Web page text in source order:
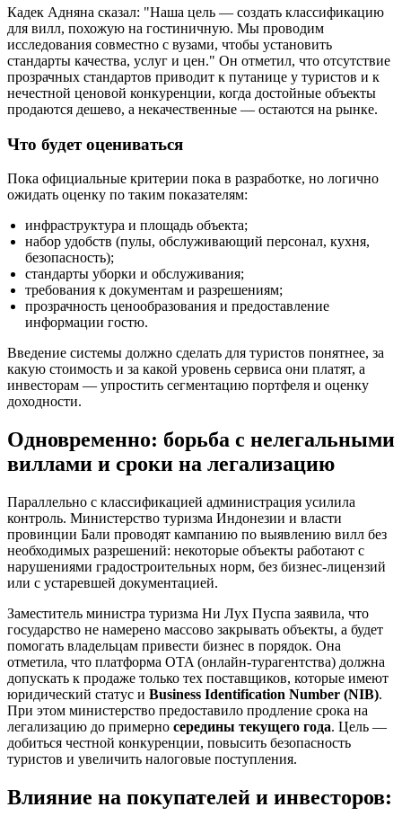
Кадек Адняна сказал: "Наша цель — создать классификацию
для вилл, похожую на гостиничную. Мы проводим
исследования совместно с вузами, чтобы установить
стандарты качества, услуг и цен." Он отметил, что отсутствие
прозрачных стандартов приводит к путанице у туристов и к
нечестной ценовой конкуренции, когда достойные объекты
продаются дешево, а некачественные — остаются на рынке.
Что будет оцениваться
Пока официальные критерии пока в разработке, но логично
ожидать оценку по таким показателям:
инфраструктура и площадь объекта;
набор удобств (пулы, обслуживающий персонал, кухня,
безопасность);
стандарты уборки и обслуживания;
требования к документам и разрешениям;
прозрачность ценообразования и предоставление
информации гостю.
Введение системы должно сделать для туристов понятнее, за
какую стоимость и за какой уровень сервиса они платят, а
инвесторам — упростить сегментацию портфеля и оценку
доходности.
Одновременно: борьба с нелегальными
виллами и сроки на легализацию
Параллельно с классификацией администрация усилила
контроль. Министерство туризма Индонезии и власти
провинции Бали проводят кампанию по выявлению вилл без
необходимых разрешений: некоторые объекты работают с
нарушениями градостроительных норм, без бизнес-лицензий
или с устаревшей документацией.
Заместитель министра туризма Ни Лух Пуспа заявила, что
государство не намерено массово закрывать объекты, а будет
помогать владельцам привести бизнес в порядок. Она
отметила, что платформа OTA (онлайн-турагентства) должна
допускать к продаже только тех поставщиков, которые имеют
юридический статус и Business Identification Number (NIB).
При этом министерство предоставило продление срока на
легализацию до примерно середины текущего года. Цель —
добиться честной конкуренции, повысить безопасность
туристов и увеличить налоговые поступления.
Влияние на покупателей и инвесторов: